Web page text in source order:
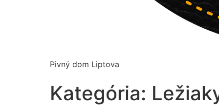
Pivný dom Liptova
Kategória: